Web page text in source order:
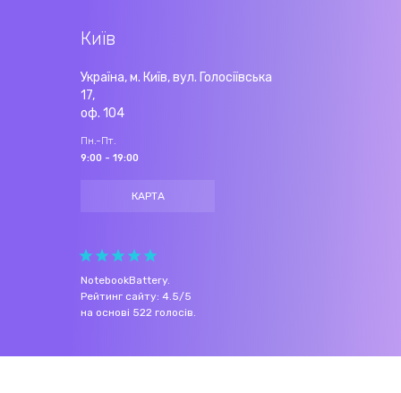
Київ
Україна, м. Київ, вул. Голосіївська
17,
оф. 104
Пн.-Пт.
9:00 - 19:00
КАРТА
NotebookBattery.
Рейтинг сайту: 4.5/5
на основі 522 голосів.